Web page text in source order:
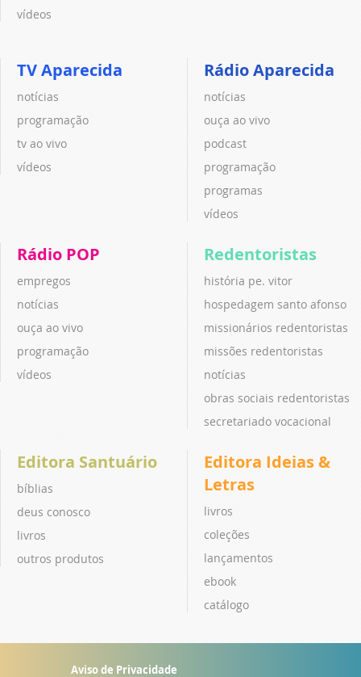
vídeos
TV Aparecida
notícias
programação
tv ao vivo
vídeos
Rádio Aparecida
notícias
ouça ao vivo
podcast
programação
programas
vídeos
Rádio POP
empregos
notícias
ouça ao vivo
programação
vídeos
Redentoristas
história pe. vitor
hospedagem santo afonso
missionários redentoristas
missões redentoristas
notícias
obras sociais redentoristas
secretariado vocacional
Editora Santuário
bíblias
deus conosco
livros
outros produtos
Editora Ideias &
Letras
livros
coleções
lançamentos
ebook
catálogo
Aviso de Privacidade